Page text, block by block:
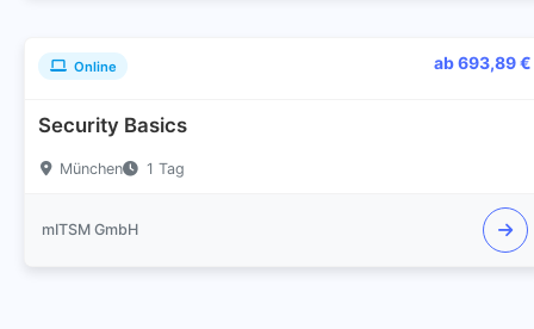
Online ab 693,89 €
Security Basics
München 1 Tag
mITSM GmbH